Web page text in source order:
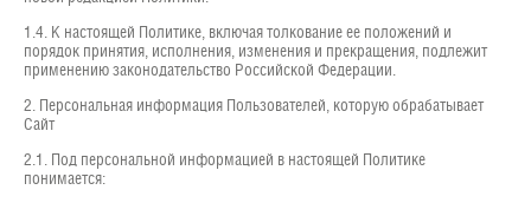
1.4. К настоящей Политике, включая толкование ее положений и
порядок принятия, исполнения, изменения и прекращения, подлежит
применению законодательство Российской Федерации.
2. Персональная информация Пользователей, которую обрабатывает
Сайт
2.1. Под персональной информацией в настоящей Политике
понимается: